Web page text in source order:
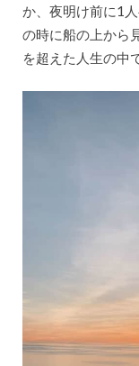
か、夜明け前に1
の時に船の上から
を超えた人生の中